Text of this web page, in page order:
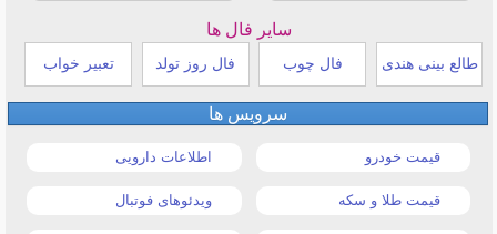
سایر فال ها
طالع بینی هندی فال چوب فال روز تولد تعبیر خواب
سرویس ها
قیمت خودرو اطلاعات دارویی
قیمت طلا و سکه ویدئوهای فوتبال